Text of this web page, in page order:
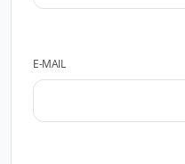
E-MAIL